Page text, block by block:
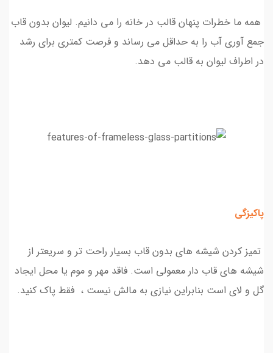
همه ما خطرات پنهان قالب در خانه را می دانیم. لیوان بدون قاب
جمع آوری آب را به حداقل می رساند و فرصت کمتری برای رشد
در اطراف لیوان به قالب می دهد.
پاکیزگی
تمیز کردن شیشه های بدون قاب بسیار راحت تر و سریعتر از
شیشه های قاب دار معمولی است. فاقد مهر و موم یا محل ایجاد
گل و لای است بنابراین نیازی به مالش نیست ، فقط پاک کنید.